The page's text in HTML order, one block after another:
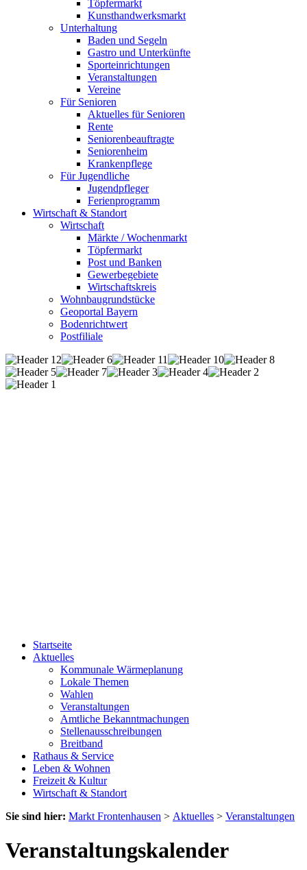
Töpfermarkt
Kunsthandwerksmarkt
Unterhaltung
Baden und Segeln
Gastro und Unterkünfte
Sporteinrichtungen
Veranstaltungen
Vereine
Für Senioren
Aktuelles für Senioren
Rente
Seniorenbeauftragte
Seniorenheim
Krankenpflege
Für Jugendliche
Jugendpfleger
Ferienprogramm
Wirtschaft & Standort
Wirtschaft
Märkte / Wochenmarkt
Töpfermarkt
Post und Banken
Gewerbegebiete
Wirtschaftskreis
Wohnbaugrundstücke
Geoportal Bayern
Bodenrichtwert
Postfiliale
Startseite
Aktuelles
Kommunale Wärmeplanung
Lokale Themen
Wahlen
Veranstaltungen
Amtliche Bekanntmachungen
Stellenausschreibungen
Breitband
Rathaus & Service
Leben & Wohnen
Freizeit & Kultur
Wirtschaft & Standort
Sie sind hier: Markt Frontenhausen > Aktuelles > Veranstaltungen
Veranstaltungskalender